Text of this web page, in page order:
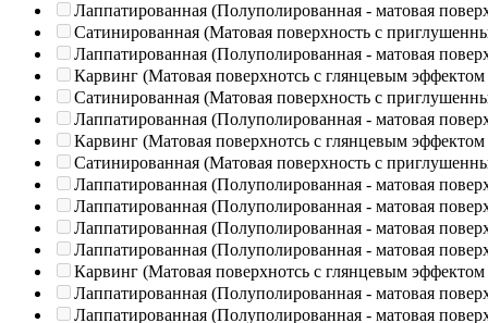
Лаппатированная (Полуполированная - матовая
Сатинированная (Матовая поверхность с
Лаппатированная (Полуполированная - матовая
Карвинг (Матовая поверхнотсь с глянцевым эффектом
Сатинированная (Матовая поверхность с
Лаппатированная (Полуполированная - матовая
Карвинг (Матовая поверхнотсь с глянцевым эффектом
Сатинированная (Матовая поверхность с
Лаппатированная (Полуполированная - матовая
Лаппатированная (Полуполированная - матовая
Лаппатированная (Полуполированная - матовая
Лаппатированная (Полуполированная - матовая
Карвинг (Матовая поверхнотсь с глянцевым эффектом
Лаппатированная (Полуполированная - матовая
Лаппатированная (Полуполированная - матовая